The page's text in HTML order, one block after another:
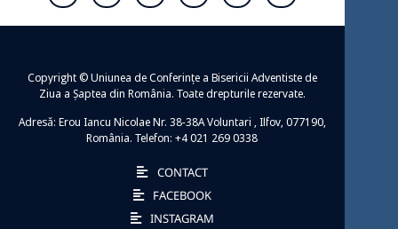
Copyright © Uniunea de Conferințe a Bisericii Adventiste de
Ziua a Șaptea din România. Toate drepturile rezervate.
Adresă: Erou Iancu Nicolae Nr. 38-38A Voluntari , Ilfov, 077190,
România. Telefon: +4 021 269 0338
CONTACT
FACEBOOK
INSTAGRAM